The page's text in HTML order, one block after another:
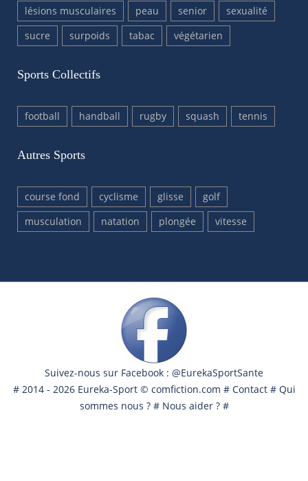
lésions musculaires
peau senior
sexualité
sucre
surpoids tabac végétarien
Sports Collectifs
football handball rugby squash tennis
Autres Sports
course fond cyclisme glisse
golf
musculation
natation plongée vitesse
Suivez-nous sur Facebook : @EurekaSportSante
# 2014 - 2026 Eureka-Sport © comfiction.com # Contact# Qui
sommes nous ?# Nous aider ?#